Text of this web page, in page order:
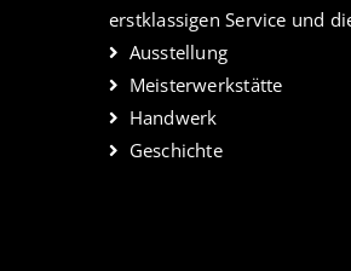
erstklassigen Service und
Ausstellung
Meisterwerkstätte
Handwerk
Geschichte